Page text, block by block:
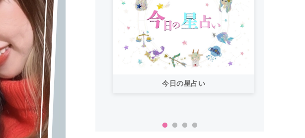
今日の星占い
「おいしいご飯で暑い夏を乗り切りた